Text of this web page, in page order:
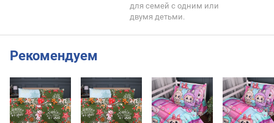
для семей с одним или
двумя детьми.
Рекомендуем